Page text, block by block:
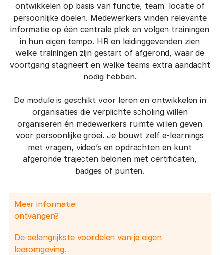
ontwikkelen op basis van functie, team, locatie of
persoonlijke doelen. Medewerkers vinden relevante
informatie op één centrale plek en volgen trainingen
in hun eigen tempo. HR en leidinggevenden zien
welke trainingen zijn gestart of afgerond, waar de
voortgang stagneert en welke teams extra aandacht
nodig hebben.
De module is geschikt voor leren en ontwikkelen in
organisaties die verplichte scholing willen
organiseren én medewerkers ruimte willen geven
voor persoonlijke groei. Je bouwt zelf e-learnings
met vragen, video’s en opdrachten en kunt
afgeronde trajecten belonen met certificaten,
badges of punten.
Meer informatie
ontvangen?
De belangrijkste voordelen van je eigen
leeromgeving.